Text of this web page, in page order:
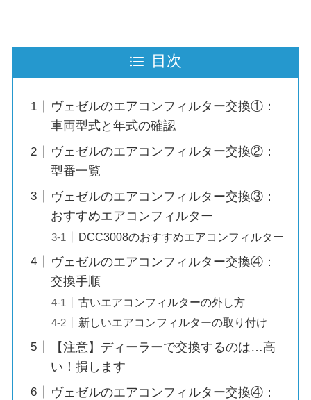
目次
ヴェゼルのエアコンフィルター交換①：
車両型式と年式の確認
ヴェゼルのエアコンフィルター交換②：
型番一覧
ヴェゼルのエアコンフィルター交換③：
おすすめエアコンフィルター
DCC3008のおすすめエアコンフィルター
ヴェゼルのエアコンフィルター交換④：
交換手順
古いエアコンフィルターの外し方
新しいエアコンフィルターの取り付け
【注意】ディーラーで交換するのは…高
い！損します
ヴェゼルのエアコンフィルター交換④：